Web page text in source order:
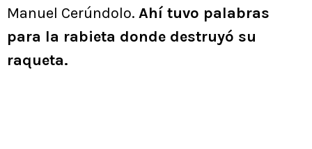
Manuel Cerúndolo. Ahí tuvo palabras
para la rabieta donde destruyó su
raqueta.